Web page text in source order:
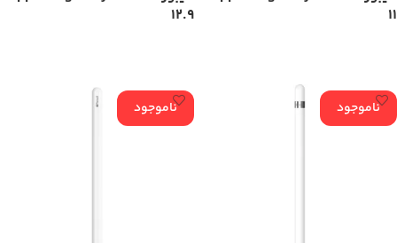
11
12.9
ناموجود ناموجود